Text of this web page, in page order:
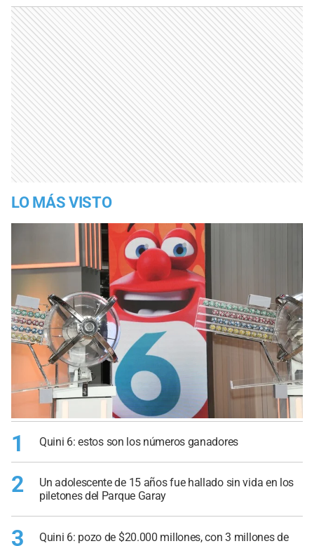
LO MÁS VISTO
1 Quini 6: estos son los números ganadores
2
Un adolescente de 15 años fue hallado sin vida en los
piletones del Parque Garay
3
Quini 6: pozo de $20.000 millones, con 3 millones de